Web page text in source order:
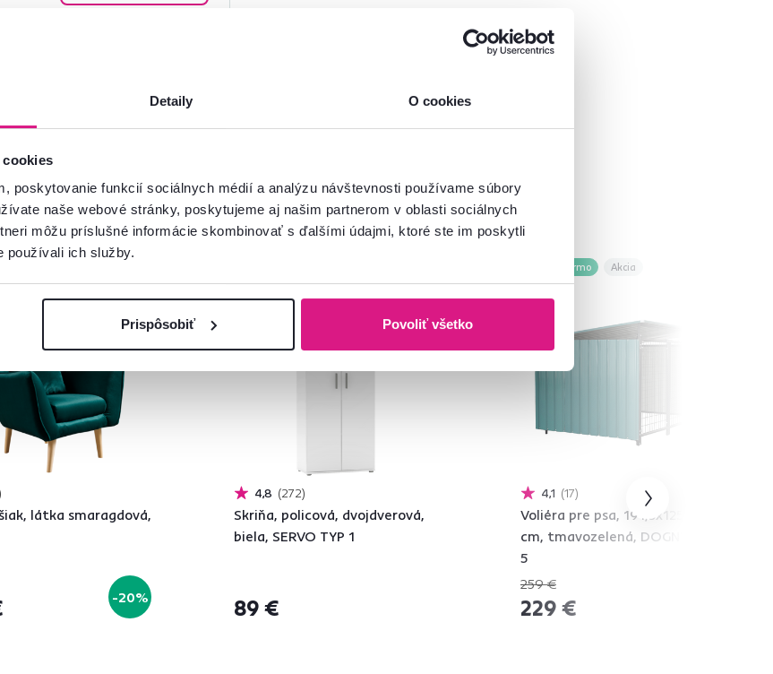
Detaily O cookies
poskytovanie funkcií sociálnych médií a analýzu návštevnosti používame súbory
naše webové stránky, poskytujeme aj našim partnerom v oblasti sociálnych
môžu príslušné informácie skombinovať s ďalšími údajmi, ktoré ste im poskytli
používali ich služby.
Prispôsobiť Povoliť všetko
látka smaragdová,
-20%
4,8 272
Skriňa, policová, dvojdverová,
biela, SERVO TYP 1
89 €
Zadarmo Akcia
4,1 17
Voliéra pre psa, 191,5x125x100
cm, tmavozelená, DOGNY TYP
5
259 €
229 €